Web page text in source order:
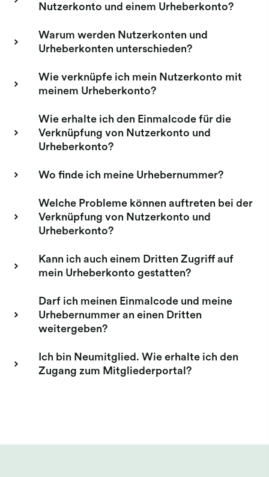
Nutzerkonto und einem Urheberkonto?
Warum werden Nutzerkonten und
Urheberkonten unterschieden?
Wie verknüpfe ich mein Nutzerkonto mit
meinem Urheberkonto?
Wie erhalte ich den Einmalcode für die
Verknüpfung von Nutzerkonto und
Urheberkonto?
Wo finde ich meine Urhebernummer?
Welche Probleme können auftreten bei der
Verknüpfung von Nutzerkonto und
Urheberkonto?
Kann ich auch einem Dritten Zugriff auf
mein Urheberkonto gestatten?
Darf ich meinen Einmalcode und meine
Urhebernummer an einen Dritten
weitergeben?
Ich bin Neumitglied. Wie erhalte ich den
Zugang zum Mitgliederportal?